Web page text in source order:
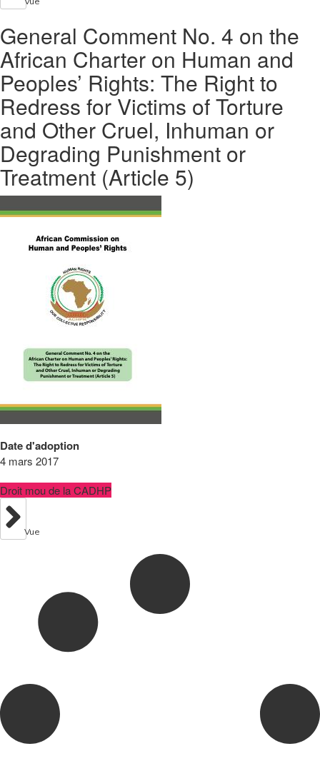
General Comment No. 4 on the
African Charter on Human and
Peoples’ Rights: The Right to
Redress for Victims of Torture
and Other Cruel, Inhuman or
Degrading Punishment or
Treatment (Article 5)
Date d'adoption
4 mars 2017
Droit mou de la CADHP
Vue